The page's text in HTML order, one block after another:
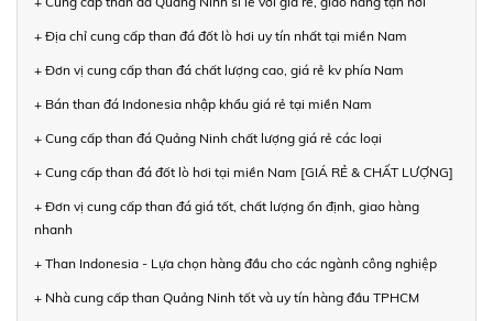
+ Địa chỉ cung cấp than đá đốt lò hơi uy tín nhất tại miền Nam
+ Đơn vị cung cấp than đá chất lượng cao, giá rẻ kv phía Nam
+ Bán than đá Indonesia nhập khẩu giá rẻ tại miền Nam
+ Cung cấp than đá Quảng Ninh chất lượng giá rẻ các loại
+ Cung cấp than đá đốt lò hơi tại miền Nam [GIÁ RẺ & CHẤT LƯỢNG]
+ Đơn vị cung cấp than đá giá tốt, chất lượng ổn định, giao hàng
nhanh
+ Than Indonesia - Lựa chọn hàng đầu cho các ngành công nghiệp
+ Nhà cung cấp than Quảng Ninh tốt và uy tín hàng đầu TPHCM